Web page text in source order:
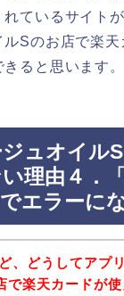
れているサイト
Sのお店で楽天
ると思います。
ュオイル
い理由４．
エラーに
、どうしてアプ
で楽天カードが